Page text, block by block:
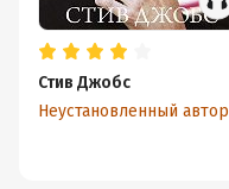
Стив Джобс
Неустановленный автор